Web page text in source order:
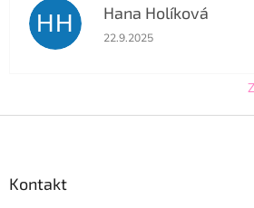
HH Hana Holíková
Hodnocení obchodu je 5 z
22.9.2025
Kontakt